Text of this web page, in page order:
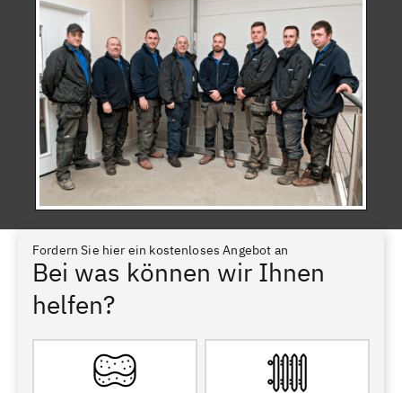
Fordern Sie hier ein kostenloses Angebot an
Bei was können wir Ihnen
helfen?